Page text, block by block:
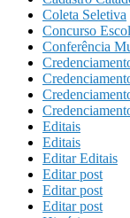
Coleta Seletiva
Concurso
Conferência
Editais
Editais
Editar Editais
Editar post
Editar post
Editar post